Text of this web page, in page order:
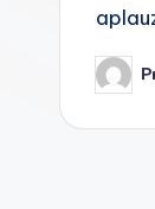
o
Posted
by